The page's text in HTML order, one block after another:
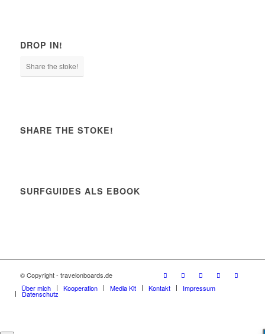
DROP IN!
Share the stoke!
SHARE THE STOKE!
SURFGUIDES ALS EBOOK
© Copyright - travelonboards.de
Über mich
Kooperation Media Kit Kontakt Impressum
Datenschutz